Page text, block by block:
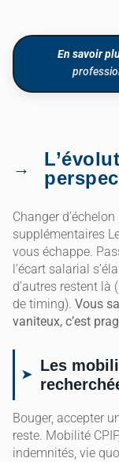
En savoir
Changer
supplémentaires
vous échappe.
l’écart salarial
d’autres restent
de timing). Vous
vaniteux, c’est
Les
Bouger, accepter
reste. Mobilité
indemnités, vie